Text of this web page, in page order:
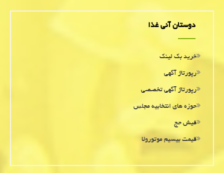
دوستان آنی غذا
خرید بک لینک
رپورتاژ آگهی
رپورتاژ آگهی تخصصی
حوزه های انتخابیه مجلس
فیش حج
قیمت بیسیم موتورولا